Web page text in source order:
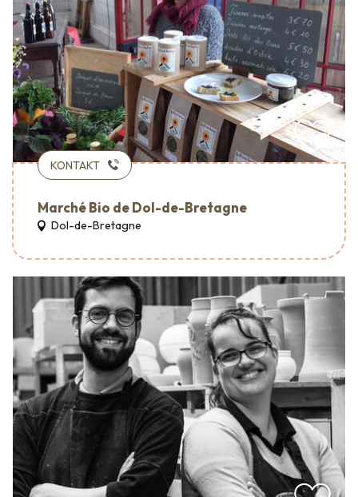
KONTAKT
Marché Bio de Dol-de-Bretagne
Dol-de-Bretagne